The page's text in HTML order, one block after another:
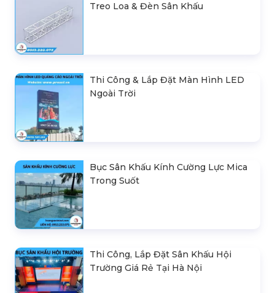
Treo Loa & Đèn Sân Khấu
Thi Công & Lắp Đặt Màn Hình LED
Ngoài Trời
Bục Sân Khấu Kính Cường Lực Mica
Trong Suốt
Thi Công, Lắp Đặt Sân Khấu Hội
Trường Giá Rẻ Tại Hà Nội